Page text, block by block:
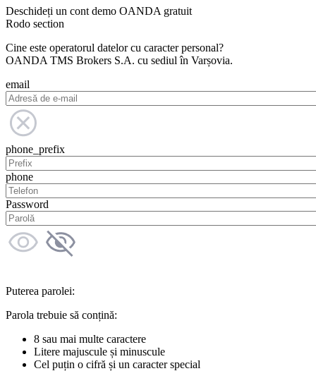
Deschideți un cont demo OANDA gratuit
Rodo section
Cine este operatorul datelor cu caracter personal?
OANDA TMS Brokers S.A. cu sediul în Varșovia.
email
phone_prefix
phone
Password
Puterea parolei:
Parola trebuie să conțină:
8 sau mai multe caractere
Litere majuscule și minuscule
Cel puțin o cifră și un caracter special